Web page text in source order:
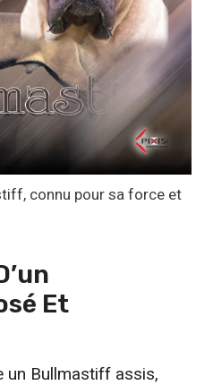
connu pour sa force et
Et
un Bullmastiff assis,